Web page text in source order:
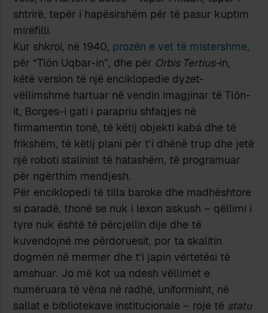
shtrirë, tepër i hapësirshëm për të pasur kuptim
mirëfilli.
Kur shkroi, në 1940, prozën e vet të mistershme,
për “Tlön Uqbar-in”, dhe për Orbis Tertius-in,
këtë version të një enciklopedie dyzet-
vëllimshme hartuar në vendin imagjinar të Tlön-
it, Borges-i gati i parapriu shfaqjes në
firmamentin tonë, të këtij objekti kabá dhe të
frikshëm, të këtij plani për t’i dhënë trup dhe jetë
një roboti stalinist të hatashëm, të programuar
për ngërthim mendjesh.
Për enciklopedi të tilla baroke dhe madhështore
si paradë, thonë se nuk i lexon askush – qëllimi i
tyre nuk është të përcjellin dije dhe të
kuvendojnë me përdoruesit, por ta skalitin
dogmën në mermer dhe t’i japin vërtetësi të
amshuar. Jo më kot ua ndesh vëllimet e
numëruara të vëna në radhë, uniformisht, në
sallat e bibliotekave institucionale – roje të statu